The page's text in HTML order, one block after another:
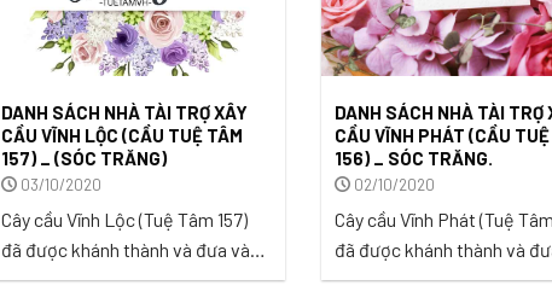
DANH SÁCH NHÀ TÀI TRỢ XÂY
CẦU VĨNH LỘC (CẦU TUỆ TÂM
157) _ (SÓC TRĂNG)
03/10/2020
Cây cầu Vĩnh Lộc (Tuệ Tâm 157)
đã được khánh thành và đưa vào
sử dụng trong sự vui mừng và
DANH SÁCH NHÀ TÀI TRỢ
CẦU VĨNH PHÁT (CẦU
156) _ SÓC TRĂNG.
02/10/2020
Cây cầu Vĩnh Phát (Tuệ
đã được khánh thành và
sử dụng tại Khóm Vĩnh Sử,